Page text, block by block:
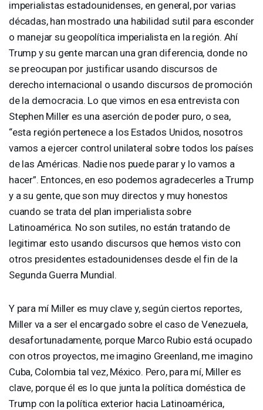
imperialistas estadounidenses, en general, por varias
décadas, han mostrado una habilidad sutil para esconder
o manejar su geopolítica imperialista en la región. Ahí
Trump y su gente marcan una gran diferencia, donde no
se preocupan por justificar usando discursos de
derecho internacional o usando discursos de promoción
de la democracia. Lo que vimos en esa entrevista con
Stephen Miller es una aserción de poder puro, o sea,
“esta región pertenece a los Estados Unidos, nosotros
vamos a ejercer control unilateral sobre todos los países
de las Américas. Nadie nos puede parar y lo vamos a
hacer”. Entonces, en eso podemos agradecerles a Trump
y a su gente, que son muy directos y muy honestos
cuando se trata del plan imperialista sobre
Latinoamérica. No son sutiles, no están tratando de
legitimar esto usando discursos que hemos visto con
otros presidentes estadounidenses desde el fin de la
Segunda Guerra Mundial.
Y para mí Miller es muy clave y, según ciertos reportes,
Miller va a ser el encargado sobre el caso de Venezuela,
desafortunadamente, porque Marco Rubio está ocupado
con otros proyectos, me imagino Greenland, me imagino
Cuba, Colombia tal vez, México. Pero, para mí, Miller es
clave, porque él es lo que junta la política doméstica de
Trump con la política exterior hacia Latinoamérica,